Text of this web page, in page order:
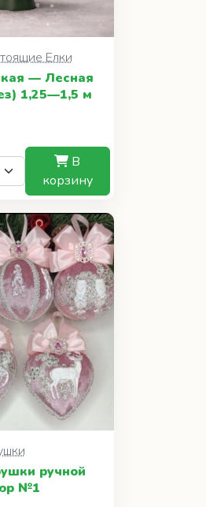
Елки
— Лесная
1,25—1,5 м
В
корзину
ручной
№1